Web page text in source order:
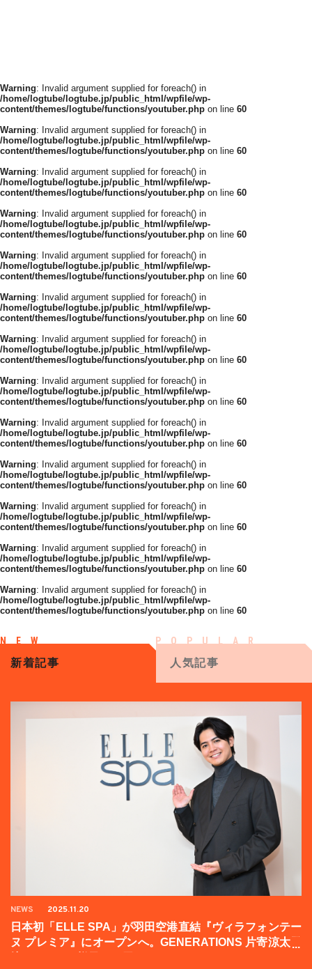
Warning: Invalid argument supplied for foreach() in
/home/logtube/logtube.jp/public_html/wpfile/wp-
content/themes/logtube/functions/youtuber.php on line 60
Warning: Invalid argument supplied for foreach() in
/home/logtube/logtube.jp/public_html/wpfile/wp-
content/themes/logtube/functions/youtuber.php on line 60
Warning: Invalid argument supplied for foreach() in
/home/logtube/logtube.jp/public_html/wpfile/wp-
content/themes/logtube/functions/youtuber.php on line 60
Warning: Invalid argument supplied for foreach() in
/home/logtube/logtube.jp/public_html/wpfile/wp-
content/themes/logtube/functions/youtuber.php on line 60
Warning: Invalid argument supplied for foreach() in
/home/logtube/logtube.jp/public_html/wpfile/wp-
content/themes/logtube/functions/youtuber.php on line 60
Warning: Invalid argument supplied for foreach() in
/home/logtube/logtube.jp/public_html/wpfile/wp-
content/themes/logtube/functions/youtuber.php on line 60
Warning: Invalid argument supplied for foreach() in
/home/logtube/logtube.jp/public_html/wpfile/wp-
content/themes/logtube/functions/youtuber.php on line 60
Warning: Invalid argument supplied for foreach() in
/home/logtube/logtube.jp/public_html/wpfile/wp-
content/themes/logtube/functions/youtuber.php on line 60
Warning: Invalid argument supplied for foreach() in
/home/logtube/logtube.jp/public_html/wpfile/wp-
content/themes/logtube/functions/youtuber.php on line 60
Warning: Invalid argument supplied for foreach() in
/home/logtube/logtube.jp/public_html/wpfile/wp-
content/themes/logtube/functions/youtuber.php on line 60
Warning: Invalid argument supplied for foreach() in
/home/logtube/logtube.jp/public_html/wpfile/wp-
content/themes/logtube/functions/youtuber.php on line 60
Warning: Invalid argument supplied for foreach() in
/home/logtube/logtube.jp/public_html/wpfile/wp-
content/themes/logtube/functions/youtuber.php on line 60
Warning: Invalid argument supplied for foreach() in
/home/logtube/logtube.jp/public_html/wpfile/wp-
content/themes/logtube/functions/youtuber.php on line 60
新着記事 人気記事
NEWS 2025.11.20
日本初「ELLE SPA」が羽田空港直結『ヴィラフォンテー
ヌ プレミア』にオープンへ。GENERATIONS 片寄涼太登